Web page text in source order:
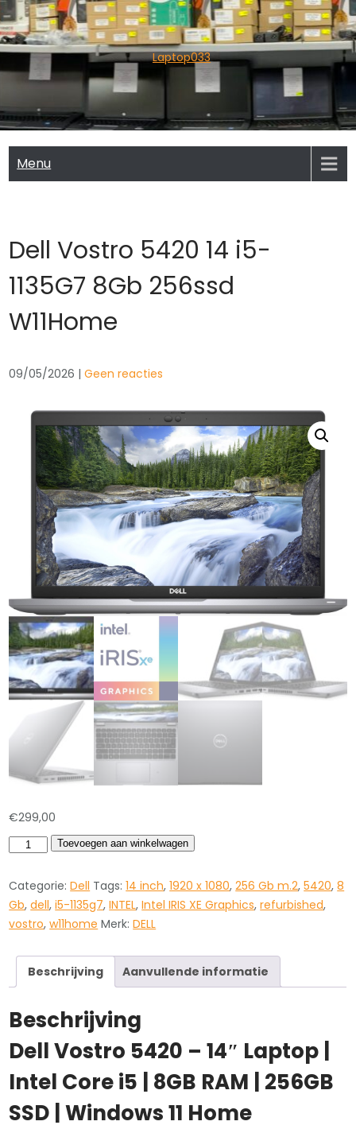
Skip
to
content
Laptop033
Menu
Dell Vostro 5420 14 i5-
1135G7 8Gb 256ssd
W11Home
09/05/2026 |Geen reacties
€299,00
Dell
5420
14
i5-
8Gb
256ssd
aantal
Toevoegen aan winkelwagen
Categorie:Dell Tags:14 inch,1920 x 1080,256 Gb m.2,5420,8
Gb,dell,i5-1135g7,INTEL,Intel IRIS XE Graphics,refurbished,
vostro,w11home Merk:DELL
Beschrijving Aanvullende informatie
Beschrijving
Dell Vostro 5420 – 14″ Laptop |
Intel Core i5 | 8GB RAM | 256GB
SSD | Windows 11 Home